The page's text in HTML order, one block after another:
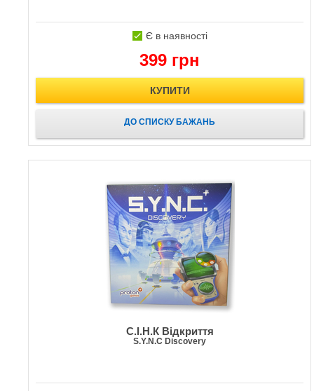
Є в наявності
399 грн
КУПИТИ
ДО СПИСКУ БАЖАНЬ
C.І.Н.К Відкриття
S.Y.N.C Discovery